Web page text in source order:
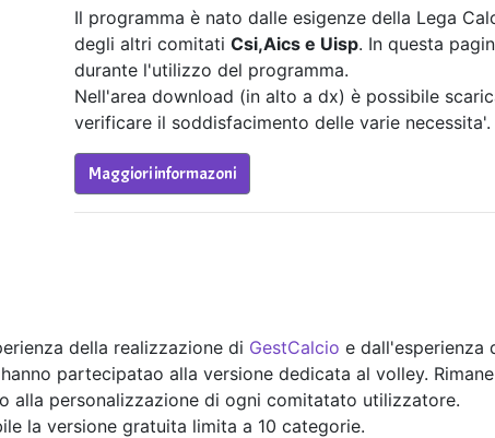
Il programma è nato dalle esigenze della Lega
degli altri comitati Csi,Aics e Uisp. In questa
durante l'utilizzo del programma.
Nell'area download (in alto a dx) è possibile
verificare il soddisfacimento delle varie necessita'.
Maggiori informazoni
della realizzazione di GestCalcio e dall'esperienza
partecipatao alla versione dedicata al volley.
alla personalizzazione di ogni comitatato utilizzatore.
la versione gratuita limita a 10 categorie.